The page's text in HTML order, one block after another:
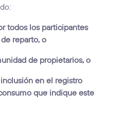
todos los participantes
reparto, o
de propietarios, o
en el registro
que indique este